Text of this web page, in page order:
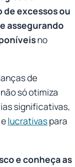
de excessos ou
assegurando
no
de
só otimiza
significativas,
lucrativaspara
e conheça as